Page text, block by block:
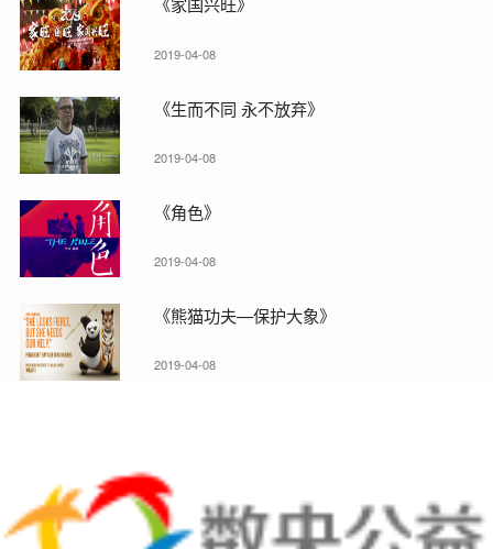
2019-04-08
《生而不同 永不放弃》
2019-04-08
《角色》
2019-04-08
《熊猫功夫—保护大象》
2019-04-08